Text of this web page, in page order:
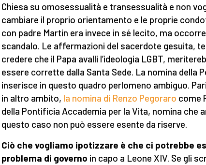
Chiesa su omosessualità e transessualità e non
cambiare il proprio orientamento e le proprie
con padre Martin era invece in sé lecito, ma
scandalo. Le affermazioni del sacerdote gesuita,
credere che il Papa avalli l’ideologia LGBT,
essere corrette dalla Santa Sede. La nomina della
inserisce in questo quadro perlomeno ambiguo.
in altro ambito, la nomina di Renzo Pegoraro come
della Pontificia Accademia per la Vita, nomina che
questo caso non può essere esente da riserve.
Ciò che vogliamo ipotizzare è che ci potrebbe
problema di governo in capo a Leone XIV. Se gli